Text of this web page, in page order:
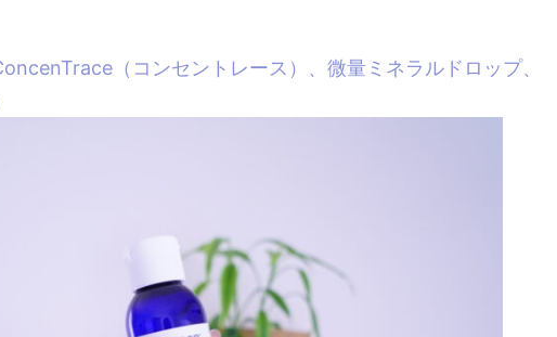
（コンセントレース）、微量ミネラルドロップ、